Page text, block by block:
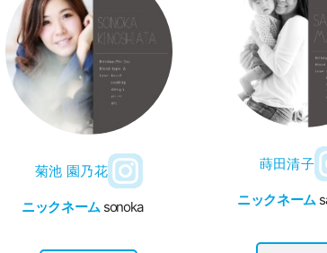
菊池 園乃花
ニックネームsonoka
蒔田清子
ニックネーム